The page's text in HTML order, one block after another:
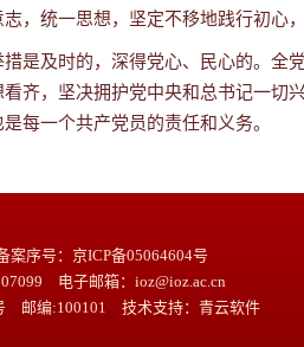
，统一思想，坚定不移地践行初心
是及时的，深得党心、民心的。
齐，坚决拥护党中央和总书记一
每一个共产党员的责任和义务。
序号：京ICP备05064604号
电子邮箱：ioz@ioz.ac.cn
邮编:100101 技术支持： 青云软件